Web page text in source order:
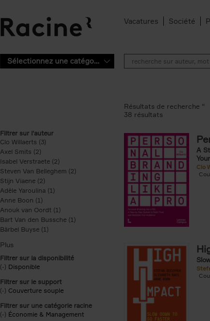
Vacatures Société
Sélectionnez une catégorie
Filtrer sur l'auteur
Clo Willaerts (3)
Axel Smits (2)
Isabel Verstraete (2) Apply Isabel Verstraete filter
Steven Van Belleghem (2) Apply Steven Van Belleghem filter
Stijn Viaene (2)
Adèle Yaroulina (1) Apply Adèle Yaroulina filter
Anne Boon (1)
Anouk van Oordt (1) Apply Anouk van Oordt filter
Bart Van den Bussche (1) Apply Bart Van den Bussche filter
Bärbel Buyse (1)
Filtrer sur la disponibilité
(-) Remove Disponible filter
Disponible
Filtrer sur le support
(-) Remove Couverture souple filter
Couverture souple
Filtrer sur une catégorie racine
(-) Remove Économie & Management filter
Économie & Management
Résultats de recherche ''
38 résultats
A
Clo